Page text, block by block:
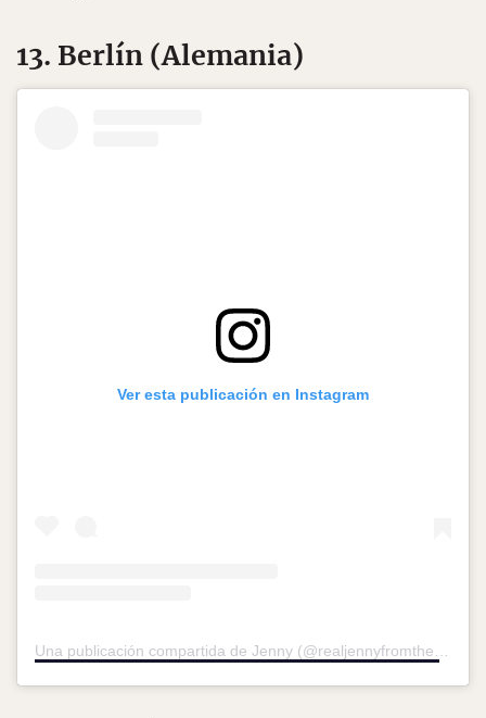
13. Berlín (Alemania)
Ver esta publicación en Instagram
Una publicación compartida de Jenny (@realjennyfromthe)el